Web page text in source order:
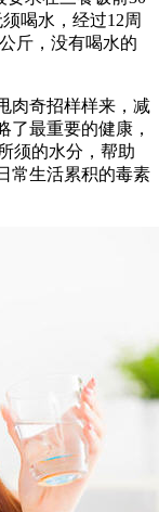
喝水，经过12周
斤，没有喝水的
肉奇招样样来，减
了最重要的健康，
须的水分，帮助
常生活累积的毒素